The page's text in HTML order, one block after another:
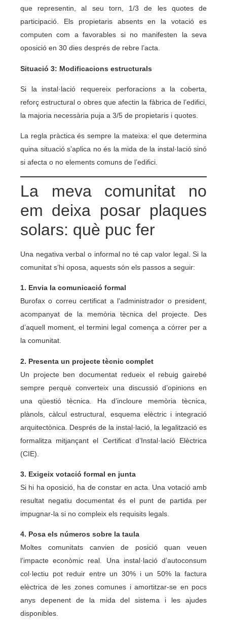
que representin, al seu torn, 1/3 de les quotes de
participació. Els propietaris absents en la votació es
computen com a favorables si no manifesten la seva
oposició en 30 dies després de rebre l’acta.
Situació 3: Modificacions estructurals
Si la instal·lació requereix perforacions a la coberta,
reforç estructural o obres que afectin la fàbrica de l’edifici,
la majoria necessària puja a 3/5 de propietaris i quotes.
La regla pràctica és sempre la mateixa: el que determina
quina situació s’aplica no és la mida de la instal·lació sinó
si afecta o no elements comuns de l’edifici.
La meva comunitat no
em deixa posar plaques
solars: què puc fer
Una negativa verbal o informal no té cap valor legal. Si la
comunitat s’hi oposa, aquests són els passos a seguir:
1. Envia la comunicació formal
Burofax o correu certificat a l’administrador o president,
acompanyat de la memòria tècnica del projecte. Des
d’aquell moment, el termini legal comença a córrer per a
la comunitat.
2. Presenta un projecte tècnic complet
Un projecte ben documentat redueix el rebuig gairebé
sempre perquè converteix una discussió d’opinions en
una qüestió tècnica. Ha d’incloure memòria tècnica,
plànols, càlcul estructural, esquema elèctric i integració
arquitectònica. Després de la instal·lació, la legalització es
formalitza mitjançant el Certificat d’Instal·lació Elèctrica
(CIE).
3. Exigeix votació formal en junta
Si hi ha oposició, ha de constar en acta. Una votació amb
resultat negatiu documentat és el punt de partida per
impugnar-la si no compleix els requisits legals.
4. Posa els números sobre la taula
Moltes comunitats canvien de posició quan veuen
l’impacte econòmic real. Una instal·lació d’autoconsum
col·lectiu pot reduir entre un 30% i un 50% la factura
elèctrica de les zones comunes i amortitzar-se en pocs
anys depenent de la mida del sistema i les ajudes
disponibles.